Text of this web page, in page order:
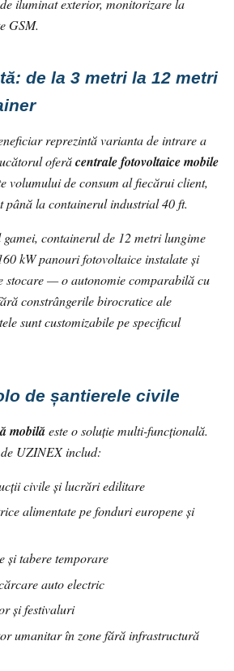
iluminat exterior, monitorizare la
GSM.
de la 3 metri la 12 metri
reprezintă varianta de intrare a
oferăcentrale fotovoltaice mobile
volumului de consum al fiecărui client,
până la containerul industrial 40 ft.
containerul de 12 metri lungime
kW panouri fotovoltaice instalate și
stocare — o autonomie comparabilă cu
constrângerile birocratice ale
sunt customizabile pe specificul
de șantierele civile
mobilăeste o soluție multi-funcțională.
UZINEX includ:
civile și lucrări edilitare
alimentate pe fonduri europene și
și tabere temporare
auto electric
și festivaluri
umanitar în zone fără infrastructură